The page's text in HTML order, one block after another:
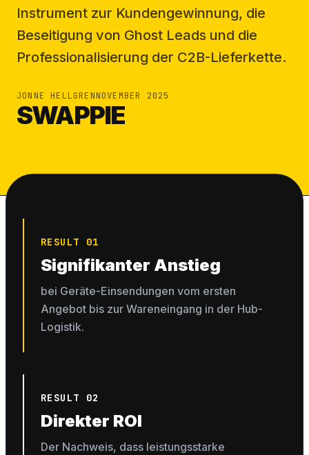
Instrument zur Kundengewinnung, die
Beseitigung von Ghost Leads und die
Professionalisierung der C2B-Lieferkette.
JONNE HELLGRENNOVEMBER 2025
SWAPPIE
RESULT 01
Signifikanter Anstieg
bei Geräte-Einsendungen vom ersten
Angebot bis zur Wareneingang in der Hub-
Logistik.
RESULT 02
Direkter ROI
Der Nachweis, dass leistungsstarke